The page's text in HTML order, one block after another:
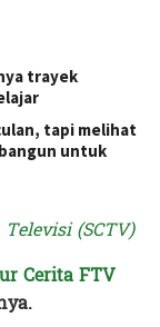
trayek
tapi melihat
untuk
(SCTV)
Cerita FTV